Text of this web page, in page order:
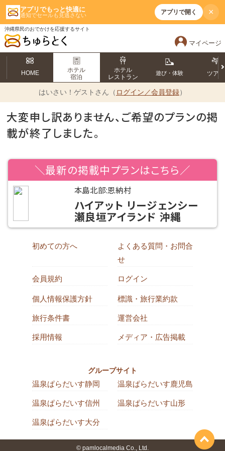
アプリでもっと快適に
通知でセールも見逃さない アプリで開く ×
沖縄県民のおでかけを応援するサイト
マイページ
HOME
ホテル
宿泊
ホテル
レストラン
遊び・体験 ツアー
はいさい！ ゲストさん（ ログイン／会員登録）
大変申し訳ありません、ご希望のプランの掲
載が終了しました。
＼最新の掲載中プランはこちら／
本島北部:恩納村
ハイアット リージェンシー
瀬良垣アイランド 沖縄
初めての方へ
よくある質問・お問合
せ
会員規約 ログイン
個人情報保護方針 標識・旅行業約款
旅行条件書 運営会社
採用情報 メディア・広告掲載
グループサイト
温泉ぱらだいす静岡 温泉ぱらだいす鹿児島
温泉ぱらだいす信州 温泉ぱらだいす山形
温泉ぱらだいす大分
© pamlocalmedia Co., Ltd.